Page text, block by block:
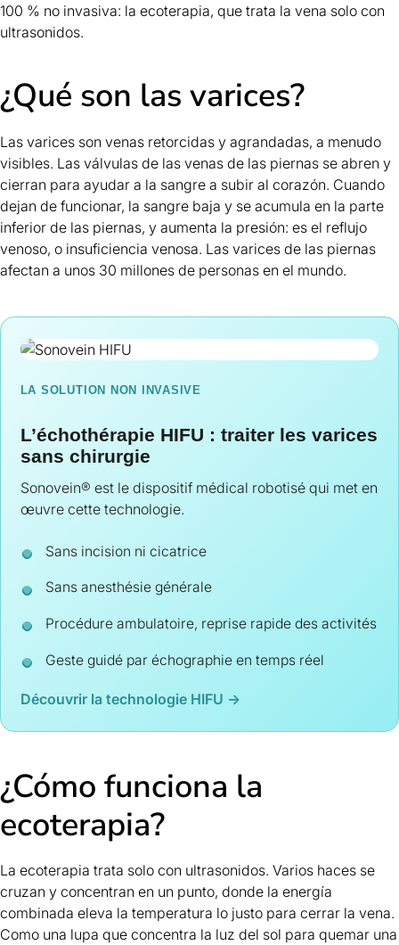
100 % no invasiva: la ecoterapia, que trata la vena solo con
ultrasonidos.
¿Qué son las varices?
Las varices son venas retorcidas y agrandadas, a menudo
visibles. Las válvulas de las venas de las piernas se abren y
cierran para ayudar a la sangre a subir al corazón. Cuando
dejan de funcionar, la sangre baja y se acumula en la parte
inferior de las piernas, y aumenta la presión: es el reflujo
venoso, o insuficiencia venosa. Las varices de las piernas
afectan a unos 30 millones de personas en el mundo.
LA SOLUTION NON INVASIVE
L’échothérapie HIFU : traiter les varices
sans chirurgie
Sonovein® est le dispositif médical robotisé qui met en
œuvre cette technologie.
Sans incision ni cicatrice
Sans anesthésie générale
Procédure ambulatoire, reprise rapide des activités
Geste guidé par échographie en temps réel
Découvrir la technologie HIFU →
¿Cómo funciona la
ecoterapia?
La ecoterapia trata solo con ultrasonidos. Varios haces se
cruzan y concentran en un punto, donde la energía
combinada eleva la temperatura lo justo para cerrar la vena.
Como una lupa que concentra la luz del sol para quemar una